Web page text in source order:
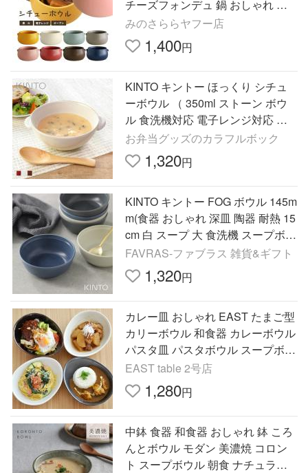
チーズフォンデュ 鍋 おしゃれ シ
チュー皿 グラタン皿 耐熱皿 オー
ブン 陶器 日本製
みのさららヤフー店
1,400円
KINTO キントー ほっくり シチュ
ーボウル （ 350ml ストーン ボウ
ル 食洗機対応 電子レンジ対応 ス
プーン付き スープボウル カップ
）
お弁当グッズのカラフルボック
1,320円
KINTO キントー FOG ボウル 145m
m(食器 おしゃれ 深皿 陶器 耐熱 15
cm 白 スープ 大 食洗機 スープボウ
ル 北欧 スープ皿 ブランド シリア
ルボール 結婚祝い)
FAVRAS-ファブラス 雑貨&ギフト
1,320円
カレー皿 おしゃれ EAST たまご型
カリーボウル 和食器 カレーボウル
パスタ皿 パスタボウル スープボウ
ル シチューボウル シチュー皿 カ
フェ 食器 盛り鉢 爆買
EAST table 2号店
1,280円
中鉢 食器 和食器 おしゃれ 鉢 ころ
んとボウル モダン 美濃焼 コロン
ト スープボウル 朝食 ナチュラル